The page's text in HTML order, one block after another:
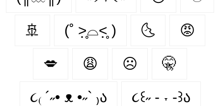
🚢 (˚ ˃̣̣̥⌓˂̣̣̥ ) 🌜 😡
💋 😩 ☹ 🤫
૮₍ ´˶• ᴥ •˶` ₎ა ૮꒰˶ - ˕ -꒱ა